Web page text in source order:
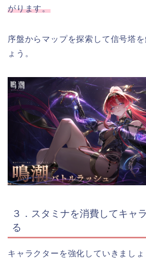
がります。
序盤からマップを探索して信号塔
ょう。
３．スタミナを消費してキャ
る
キャラクターを強化していきましょ